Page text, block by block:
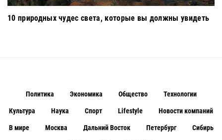
10 природных чудес света, которые вы должны увидеть
Политика Экономика Общество Технологии
Культура Наука Спорт Lifestyle Новости компаний
В мире Москва Дальний Восток Петербург Сибирь